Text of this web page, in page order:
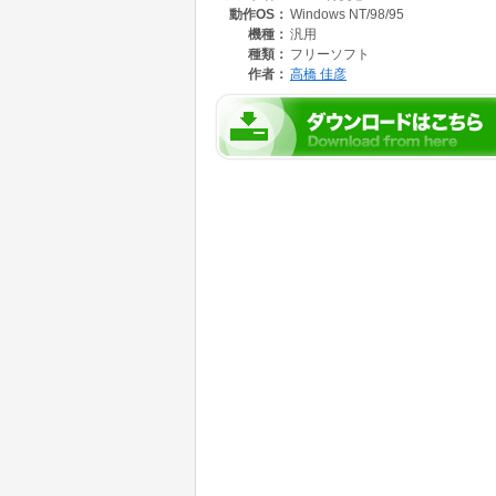
┏━┳━━━━━━━━━┓
┃ ┃Ver1.30以前の機能 ┃
┗━┻━━━━━━━━━┛
・付箋を階層管理することが出来ます。
・タイマー機能。
・関連づけられた付箋の引数を用途毎に変えら
(1).標準(ファイルごとに付箋を起動)
(2).付箋の内容を引数にする
動作OS： Windows NT/98/95
機種： 汎用
種類： フリーソフト
作者： 高橋 佳彦